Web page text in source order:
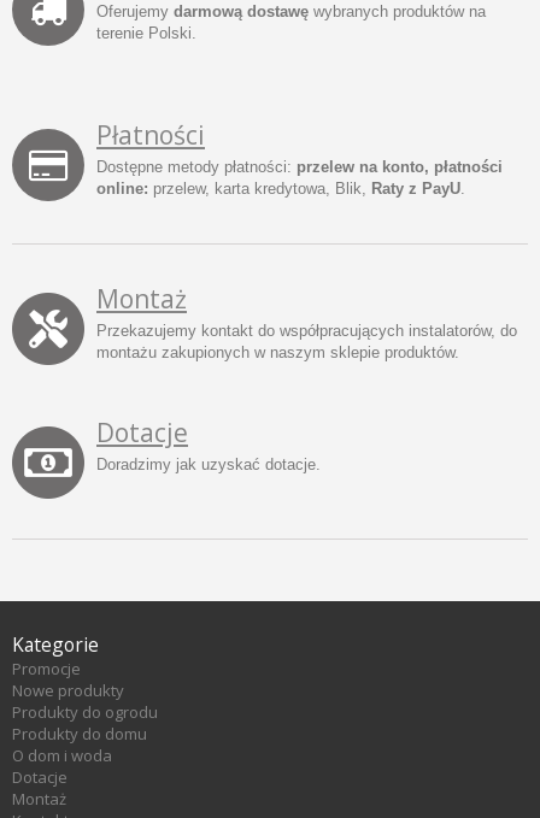
Oferujemy darmową dostawę wybranych produktów na
terenie Polski.
Płatności
Dostępne metody płatności: przelew na konto, płatności
online: przelew, karta kredytowa, Blik, Raty z PayU
Montaż
Przekazujemy kontakt do współpracujących instalatorów, do
montażu zakupionych w naszym sklepie produktów.
Dotacje
Doradzimy jak uzyskać dotacje.
Kategorie
Promocje
Nowe produkty
Produkty do ogrodu
Produkty do domu
O dom i woda
Dotacje
Montaż